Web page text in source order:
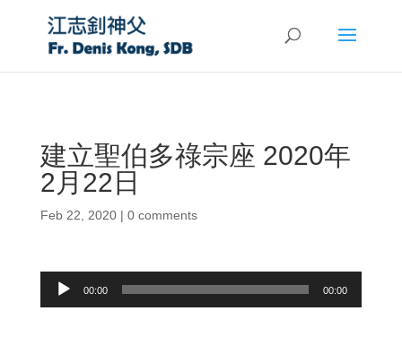
建立聖伯多祿宗座 2020年
2月22日
Feb 22, 2020| 0 comments
Audio
00:00 00:00